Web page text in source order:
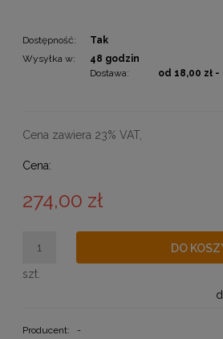
Dostępność:
Tak
Wysyłka w:
48 godzin
Dostawa:
od 18,00 zł -
Cena nie zawiera ewentualnych
Cena zawiera 23% VAT,
Cena:
274,00 zł
szt.
DO
Producent: -